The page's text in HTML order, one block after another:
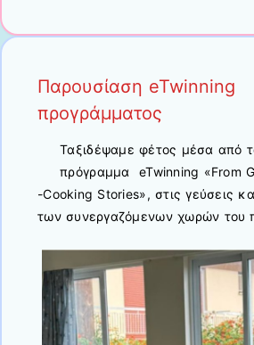
Παρουσίαση eTwinning
προγράμματος
Ταξιδέψαμε φέτος μέσα από
πρόγραμμα eTwinning «From
-Cooking Stories», στις γεύσεις
των συνεργαζόμενων χωρών του